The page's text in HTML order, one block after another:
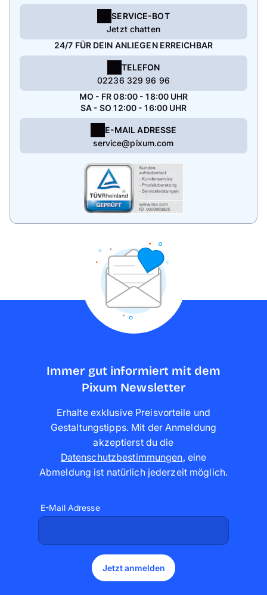
SERVICE-BOT
Jetzt chatten
24/7 FÜR DEIN ANLIEGEN ERREICHBAR
TELEFON
02236 329 96 96
MO - FR 08:00 - 18:00 UHR
SA - SO 12:00 - 16:00 UHR
E-MAIL ADRESSE
service@pixum.com
Immer gut informiert mit dem
Pixum Newsletter
Erhalte exklusive Preisvorteile und
Gestaltungstipps. Mit der Anmeldung
akzeptierst du die
Datenschutzbestimmungen, eine
Abmeldung ist natürlich jederzeit möglich.
E-Mail Adresse
Jetzt anmelden